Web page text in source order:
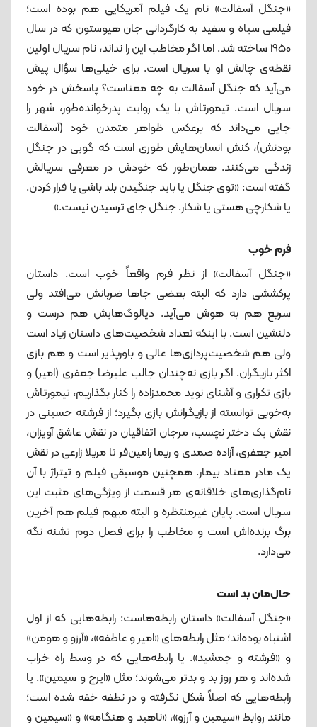
«جنگل آسفالت» نام یک فیلم آمریکایی هم بوده است؛
فیلمی سیاه و سفید به کارگردانی جان هیوستون که در سال
1950 ساخته شد. اما اگر مخاطب این را نداند، نام سریال اولین
نقطه‌ی چالش او با سریال است. برای خیلی‌ها سؤال پیش
می‌آید که جنگل آسفالت به چه معناست؟ پاسخش در خود
سریال است. تیمورتاش با یک روایت پدرخوانده‌طور، شهر را
جایی می‌داند که برعکس ظواهر متمدن خود (آسفالت
بودنش)، کنش انسان‌هایش طوری است که گویی در جنگل
زندگی می‌کنند. همان‌طور که خودش در معرفی سریالش
گفته ‌است: «توی جنگل یا باید جنگیدن بلد باشی یا فرار کردن.
یا شکارچی هستی یا شکار. جنگل جای ترسیدن نیست.»
فرم خوب
«جنگل آسفالت» از نظر فرم واقعاً خوب است. داستان
پرکششی دارد که البته بعضی جاها ضربانش می‌افتد ولی
سریع هم به هوش می‌‌آید. دیالوگ‌هایش هم درست و
دلنشین است. با اینکه تعداد شخصیت‌های داستان زیاد است
ولی هم شخصیت‌پردازی‌ها عالی و باورپذیر است و هم بازی
اکثر بازیگران. اگر بازی نه‌چندان جالب علیرضا جعفری (امیر) و
بازی تکراری و آشنای نوید محمدزاده را کنار بگذاریم، تیمورتاش
به‌خوبی توانسته از بازیگرانش بازی بگیرد؛ از فرشته حسینی در
نقش یک دختر نچسب، مرجان اتفاقیان در نقش عاشق آویزان،
امیر جعفری، آزاده صمدی و ریما رامین‌فر تا مریلا زارعی در نقش
یک مادر معتاد بیمار. همچنین موسیقی فیلم و تیتراژ با آن
نام‌گذاری‌های خلاقانه‌ی هر قسمت از ویژگی‌های مثبت این
سریال است. پایان غیرمنتظره و البته مبهم فیلم هم آخرین
برگ برنده‌اش است و مخاطب را برای فصل دوم تشنه نگه
می‌دارد.
حال‌مان بد است
«جنگل آسفالت» داستان رابطه‌هاست: رابطه‌هایی که از اول
اشتباه بوده‌اند؛ مثل رابطه‌های «امیر و عاطفه»، «آرزو و هومن»
و «فرشته و جمشید». یا رابطه‌هایی که در وسط راه خراب
شده‌اند و هر روز بد و بدتر می‌شوند؛ مثل «ایرج و سیمین». یا
رابطه‌هایی که اصلاً شکل نگرفته و در نطفه خفه شده است؛
مانند روابط «سیمین و آرزو»، «ناهید و هنگامه» و «سیمین و